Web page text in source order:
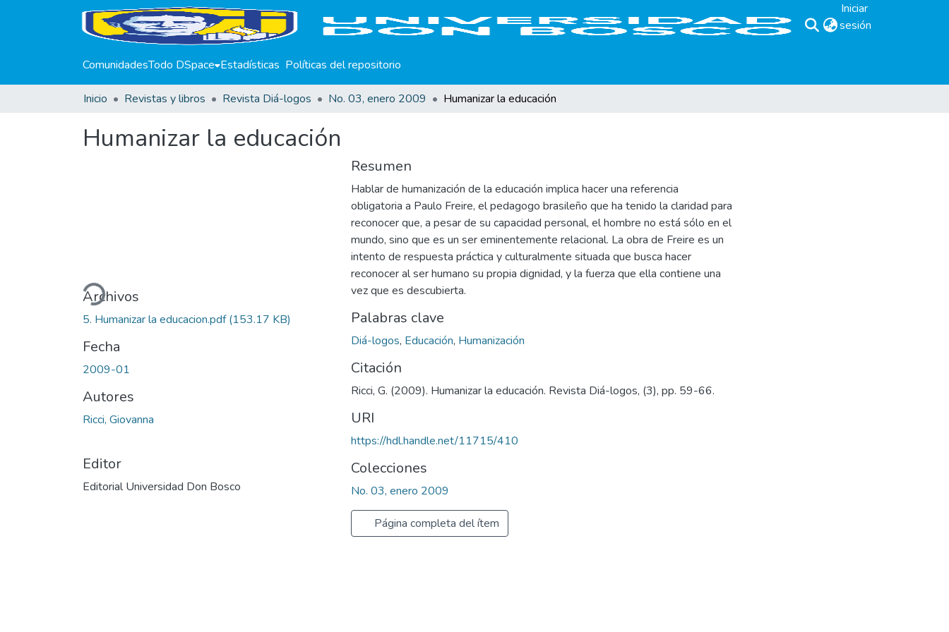
Iniciar
sesión
ComunidadesTodo DSpace Estadísticas Políticas del repositorio
Inicio Revistas y libros Revista Diá-logos No. 03, enero 2009 Humanizar la educación
Humanizar la educación
Cargando...
Archivos
5. Humanizar la educacion.pdf(153.17 KB)
Fecha
2009-01
Autores
Ricci, Giovanna
Editor
Editorial Universidad Don Bosco
Resumen
Hablar de humanización de la educación implica hacer una referencia
obligatoria a Paulo Freire, el pedagogo brasileño que ha tenido la claridad para
reconocer que, a pesar de su capacidad personal, el hombre no está sólo en el
mundo, sino que es un ser eminentemente relacional. La obra de Freire es un
intento de respuesta práctica y culturalmente situada que busca hacer
reconocer al ser humano su propia dignidad, y la fuerza que ella contiene una
vez que es descubierta.
Palabras clave
Diá-logos, Educación, Humanización
Citación
Ricci, G. (2009). Humanizar la educación. Revista Diá-logos, (3), pp. 59-66.
URI
https://hdl.handle.net/11715/410
Colecciones
No. 03, enero 2009
Página completa del ítem